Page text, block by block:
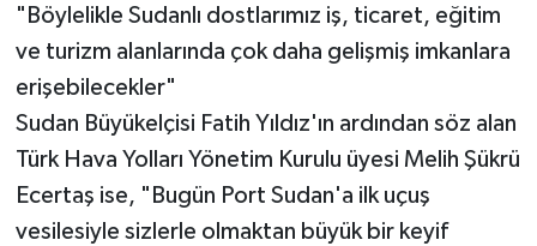
"Böylelikle Sudanlı dostlarımız iş, ticaret, eğitim
ve turizm alanlarında çok daha gelişmiş imkanlara
erişebilecekler"
Sudan Büyükelçisi Fatih Yıldız'ın ardından söz alan
Türk Hava Yolları Yönetim Kurulu üyesi Melih Şükrü
Ecertaş ise, "Bugün Port Sudan'a ilk uçuş
vesilesiyle sizlerle olmaktan büyük bir keyif